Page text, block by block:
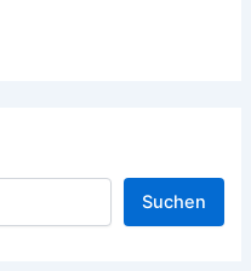
Suchen